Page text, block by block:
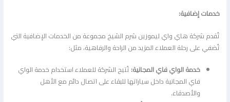
خدمات إضافية:
تُقدم شركة هاي واي ليموزين شرم الشيخ مجموعة من الخدمات الإضافية التي
تُضفي على رحلة العملاء المزيد من الراحة والرفاهية، مثل:
خدمة الواي فاي المجانية:تُتيح الشركة للعملاء استخدام خدمة الواي
فاي المجانية داخل سياراتها للبقاء على اتصال دائم مع الأهل
والأصدقاء.